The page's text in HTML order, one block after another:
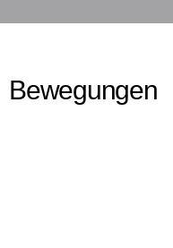
Bewegungen